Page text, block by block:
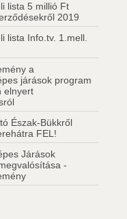
lista 5 millió Ft
2019
lista Info.tv. 1.mell.
a
járások program
elnyert
Észak-Bükkről
FEL!
Járások
-